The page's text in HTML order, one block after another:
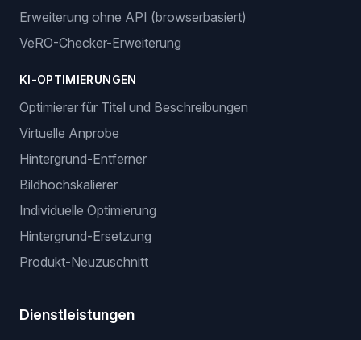
Erweiterung ohne API (browserbasiert)
VeRO-Checker-Erweiterung
KI-OPTIMIERUNGEN
Optimierer für Titel und Beschreibungen
Virtuelle Anprobe
Hintergrund-Entferner
Bildhochskalierer
Individuelle Optimierung
Hintergrund-Ersetzung
Produkt-Neuzuschnitt
Dienstleistungen